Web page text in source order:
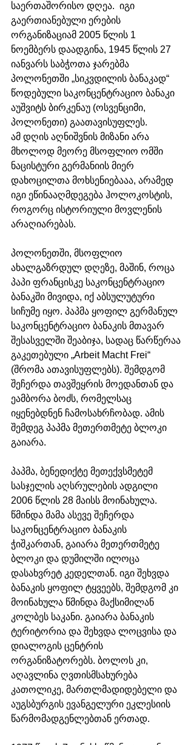
საერთაშორისო დღეა.  იგი
გაერთიანებული ერების
ორგანიზაციამ 2005 წლის 1
ნოემბერს დაადგინა, 1945 წლის 27
იანვარს საბჭოთა ჯარებმა
პოლონეთში „სიკვდილის ბანაკად“
წოდებული საკონცენტრაციო ბანაკი
აუშვიტს ბირკენაუ (ოსვენციმი,
პოლონეთი) გაათავისუფლეს.
ამ დღის აღნიშვნის მიზანი არა
მხოლოდ მეორე მსოფლიო ომში
ნაცისტური გერმანიის მიერ
დახოცილთა მოხსენიებააა, არამედ
იგი ეწინააღმდეგება ჰოლოკოსტის,
როგორც ისტორიული მოვლენის
არაღიარებას.
პოლონეთში, მსოფლიო
ახალგაზრდულ დღეზე, მაშინ, როცა
პაპი ფრანცისკე საკონცენტრაციო
ბანაკში მივიდა, იქ აბსულუტური
სიჩუმე იყო. პაპმა ყოფილ გერმანულ
საკონცენტრაციო ბანაკის მთავარ
შესასველში შეაბიჯა, სადაც წარწერაა
გაკეთებული „Arbeit Macht Frei“
(შრომა ათავისუფლებს). შემდგომ
შეჩერდა თავშეყრის მოედანთან და
ეამბორა ბოძს, რომელსაც
იყენებდნენ ჩამოსახრჩობად. ამის
შემდეგ პაპმა მეთერთმეტე ბლოკი
გაიარა.
პაპმა, ბენედიქტე მეთექვსმეტემ
სასჯელის აღსრულების ადგილი
2006 წლის 28 მაისს მოინახულა.
წმინდა მამა ასევე შეჩერდა
საკონცენტრაციო ბანაკის
ჭიშკართან, გაიარა მეთერთმეტე
ბლოკი და დუმილში ილოცა
დასახვრეტ კედელთან. იგი შეხვდა
ბანაკის ყოფილ ტყვეებს, შემდგომ კი
მოინახულა წმინდა მაქსიმილან
კოლბეს საკანი. გაიარა ბანაკის
ტერიტორია და შეხვდა ლოცვისა და
დიალოგის ცენტრის
ორგანიზატორებს. ბოლოს კი,
აღავლინა ღვთისმსახურება
კათოლიკე, მართლმადიდებელი და
აუგსბურგის ევანგელური ეკლესიის
წარმომადგენლებთან ერთად.